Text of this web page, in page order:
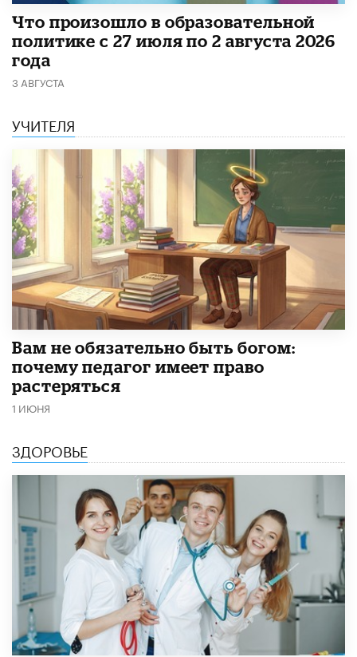
​Что произошло в образовательной
политике с 27 июля по 2 августа 2026
года
3 АВГУСТА
УЧИТЕЛЯ
​Вам не обязательно быть богом:
почему педагог имеет право
растеряться
1 ИЮНЯ
ЗДОРОВЬЕ